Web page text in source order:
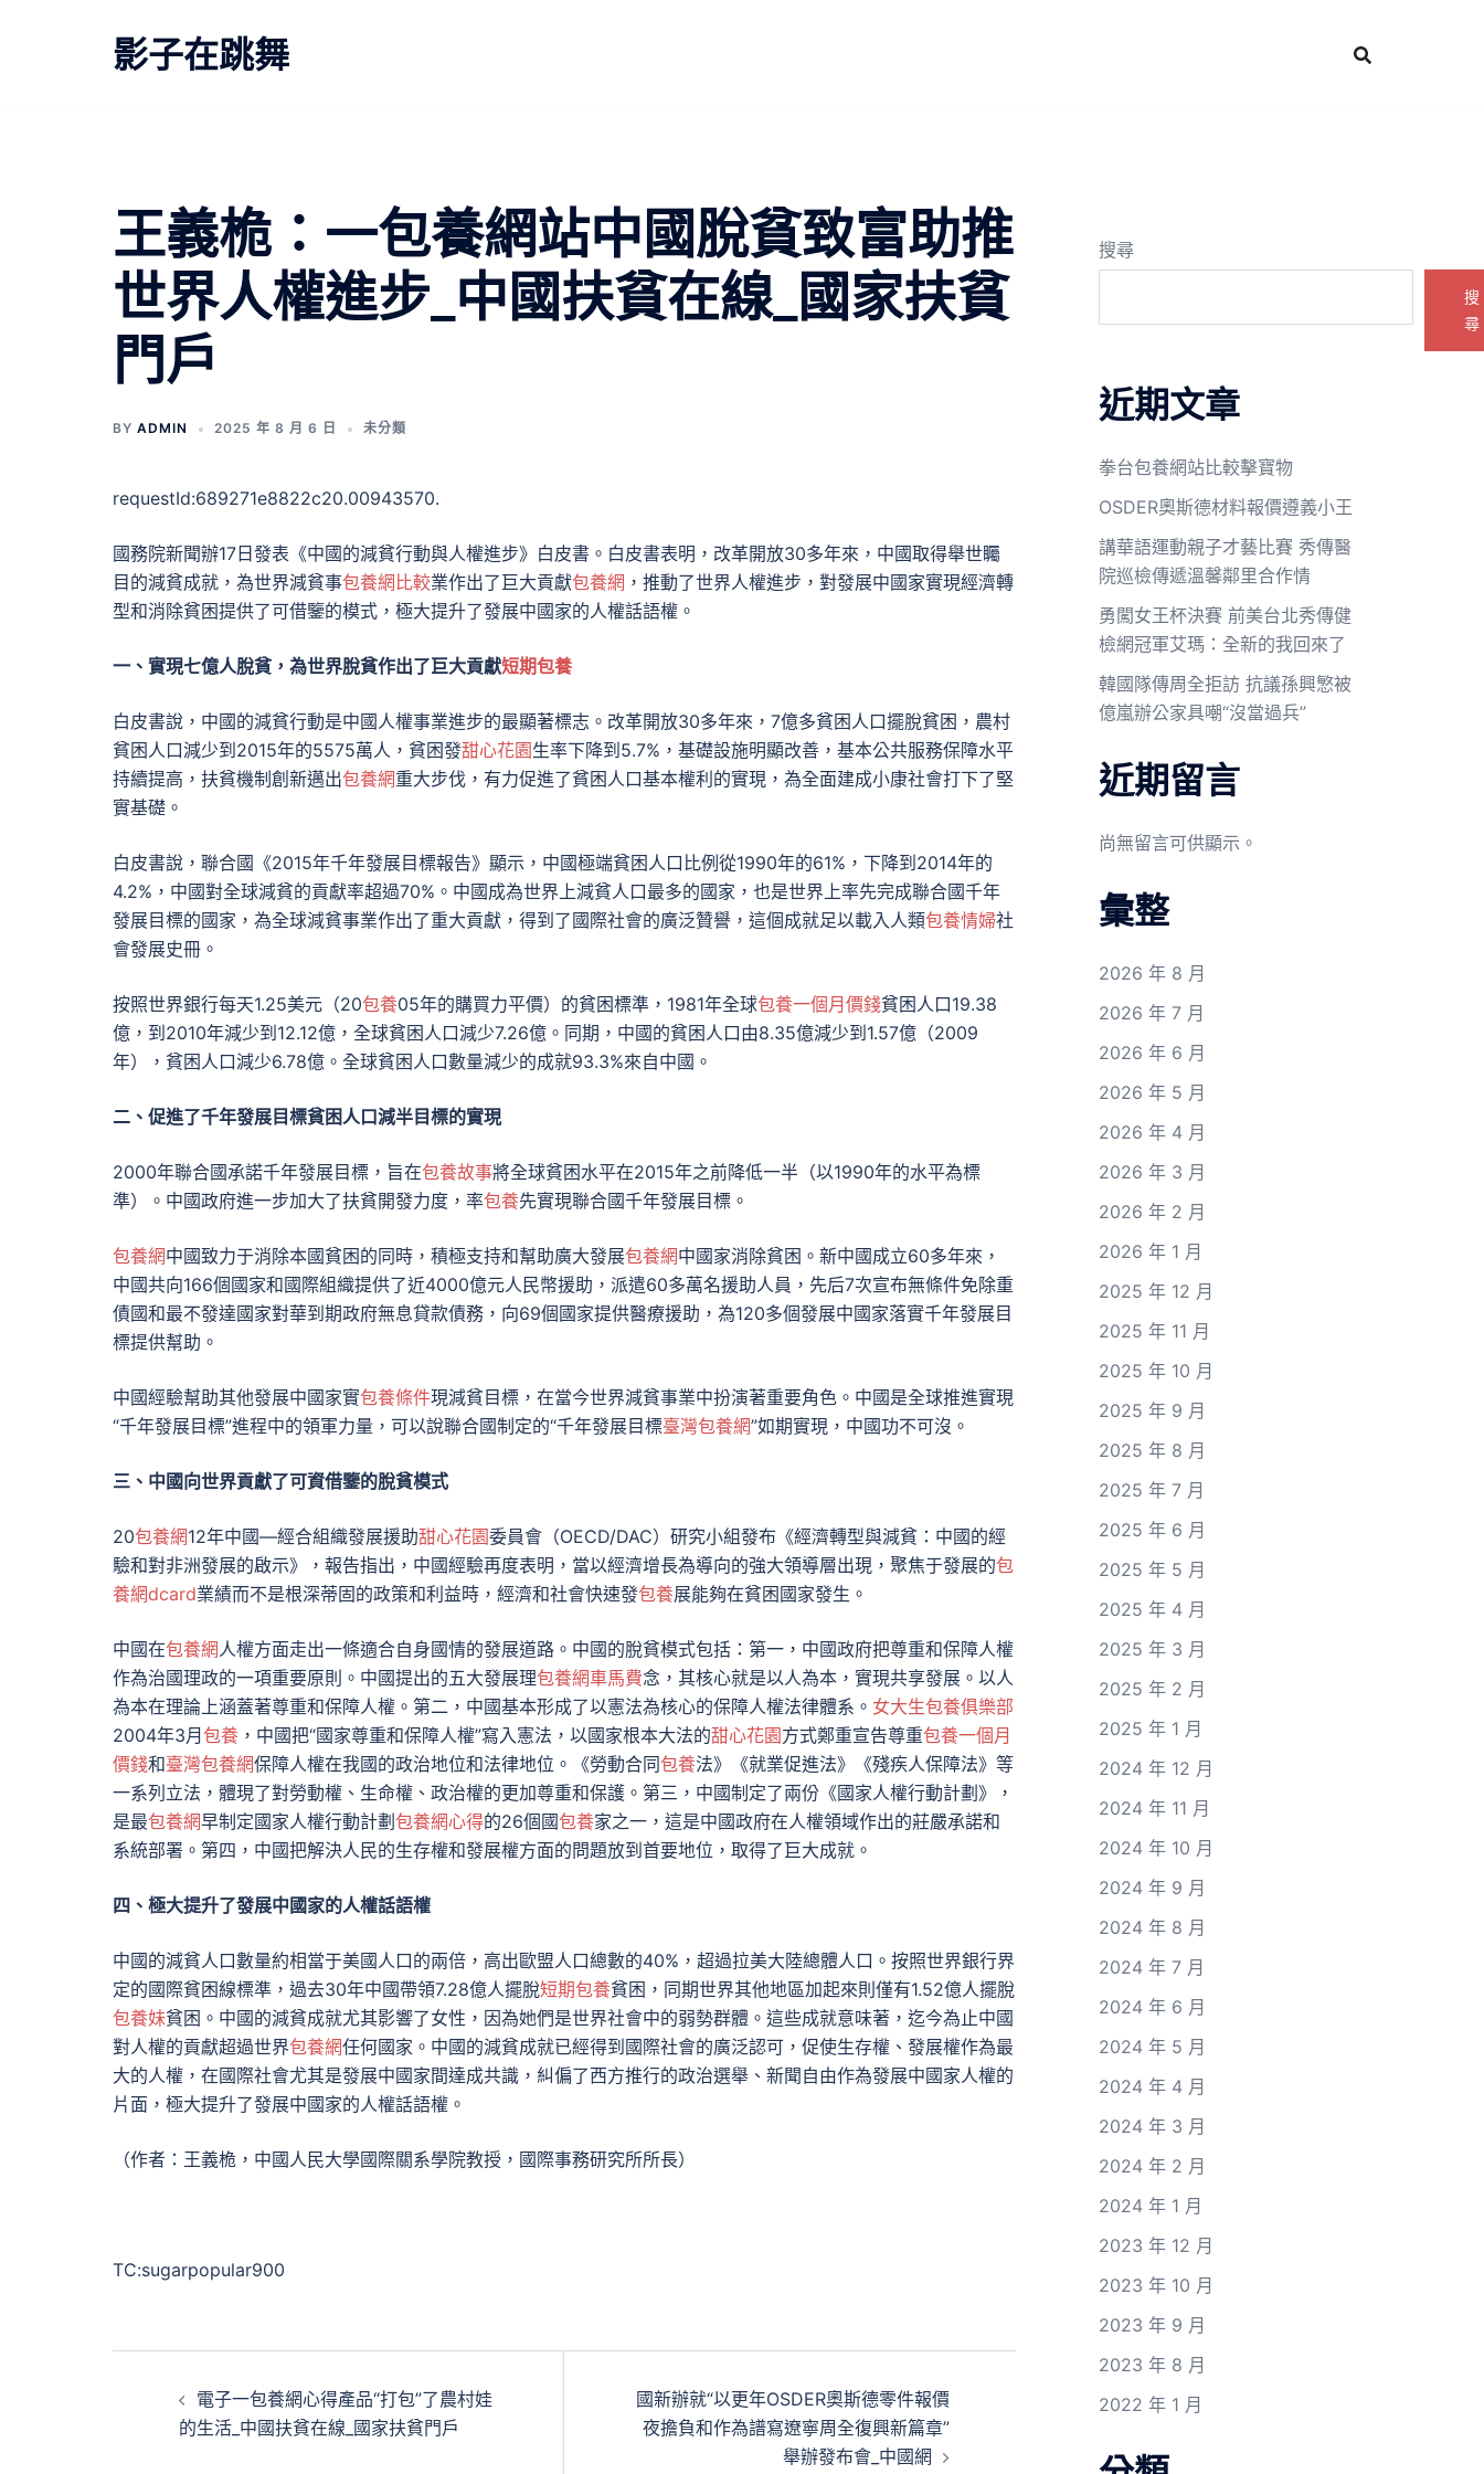
影子在跳舞
王義桅：一包養網站中國脫貧致富助推
世界人權進步_中國扶貧在線_國家扶貧
門戶
BY ADMIN 2025 年 8 月 6 日 未分類
requestId:689271e8822c20.00943570.
國務院新聞辦17日發表《中國的減貧行動與人權進步》白皮書。白皮書表明，改革開放30多年來，中國取得舉世矚
目的減貧成就，為世界減貧事包養網比較業作出了巨大貢獻包養網 ，推動了世界人權進步，對發展中國家實現經濟轉
型和消除貧困提供了可借鑒的模式，極大提升了發展中國家的人權話語權。
一、實現七億人脫貧，為世界脫貧作出了巨大貢獻短期包養
白皮書說，中國的減貧行動是中國人權事業進步的最顯著標志。改革開放30多年來，7億多貧困人口擺脫貧困，農村
貧困人口減少到2015年的5575萬人，貧困發甜心花園生率下降到5.7%，基礎設施明顯改善，基本公共服務保障水平
持續提高，扶貧機制創新邁出包養網重大步伐，有力促進了貧困人口基本權利的實現，為全面建成小康社會打下了堅
實基礎。
白皮書說，聯合國《2015年千年發展目標報告》顯示，中國極端貧困人口比例從1990年的61%，下降到2014年的
4.2%，中國對全球減貧的貢獻率超過70%。中國成為世界上減貧人口最多的國家，也是世界上率先完成聯合國千年
發展目標的國家，為全球減貧事業作出了重大貢獻，得到了國際社會的廣泛贊譽，這個成就足以載入人類包養情婦社
會發展史冊。
按照世界銀行每天1.25美元（20包養05年的購買力平價）的貧困標準，1981年全球包養一個月價錢貧困人口19.38
億，到2010年減少到12.12億，全球貧困人口減少7.26億。同期，中國的貧困人口由8.35億減少到1.57億（2009
年），貧困人口減少6.78億。全球貧困人口數量減少的成就93.3%來自中國。
二、促進了千年發展目標貧困人口減半目標的實現
2000年聯合國承諾千年發展目標，旨在包養故事將全球貧困水平在2015年之前降低一半（以1990年的水平為標
準）。中國政府進一步加大了扶貧開發力度，率包養先實現聯合國千年發展目標。
包養網中國致力于消除本國貧困的同時，積極支持和幫助廣大發展包養網中國家消除貧困。新中國成立60多年來，
中國共向166個國家和國際組織提供了近4000億元人民幣援助，派遣60多萬名援助人員，先后7次宣布無條件免除重
債國和最不發達國家對華到期政府無息貸款債務，向69個國家提供醫療援助，為120多個發展中國家落實千年發展目
標提供幫助。
中國經驗幫助其他發展中國家實包養條件現減貧目標，在當今世界減貧事業中扮演著重要角色。中國是全球推進實現
“千年發展目標”進程中的領軍力量，可以說聯合國制定的“千年發展目標臺灣包養網”如期實現，中國功不可沒。
三、中國向世界貢獻了可資借鑒的脫貧模式
20包養網12年中國—經合組織發展援助甜心花園委員會（OECD/DAC）研究小組發布《經濟轉型與減貧：中國的經
驗和對非洲發展的啟示》，報告指出，中國經驗再度表明，當以經濟增長為導向的強大領導層出現，聚焦于發展的包
養網dcard業績而不是根深蒂固的政策和利益時，經濟和社會快速發包養展能夠在貧困國家發生。
中國在包養網人權方面走出一條適合自身國情的發展道路。中國的脫貧模式包括：第一，中國政府把尊重和保障人權
作為治國理政的一項重要原則。中國提出的五大發展理包養網車馬費念，其核心就是以人為本，實現共享發展。以人
為本在理論上涵蓋著尊重和保障人權。第二，中國基本形成了以憲法為核心的保障人權法律體系。 女大生包養俱樂部
2004年3月 包養 ，中國把“國家尊重和保障人權”寫入憲法，以國家根本大法的甜心花園方式鄭重宣告尊重包養一個月
價錢和臺灣包養網保障人權在我國的政治地位和法律地位。《勞動合同包養法》《就業促進法》《殘疾人保障法》等
一系列立法，體現了對勞動權、生命權、政治權的更加尊重和保護。第三，中國制定了兩份《國家人權行動計劃》，
是最包養網早制定國家人權行動計劃 包養網心得的26個國包養家之一，這是中國政府在人權領域作出的莊嚴承諾和
系統部署。第四，中國把解決人民的生存權和發展權方面的問題放到首要地位，取得了巨大成就。
四、極大提升了發展中國家的人權話語權
中國的減貧人口數量約相當于美國人口的兩倍，高出歐盟人口總數的40%，超過拉美大陸總體人口。按照世界銀行界
定的國際貧困線標準，過去30年中國帶領7.28億人擺脫短期包養貧困，同期世界其他地區加起來則僅有1.52億人擺脫
包養妹貧困。中國的減貧成就尤其影響了女性，因為她們是世界社會中的弱勢群體。這些成就意味著，迄今為止中國
對人權的貢獻超過世界包養網任何國家。中國的減貧成就已經得到國際社會的廣泛認可，促使生存權、發展權作為最
大的人權，在國際社會尤其是發展中國家間達成共識，糾偏了西方推行的政治選舉、新聞自由作為發展中國家人權的
片面，極大提升了發展中國家的人權話語權。
（作者：王義桅，中國人民大學國際關系學院教授，國際事務研究所所長）
TC:sugarpopular900
電子一包養網心得產品“打包”了農村娃
的生活_中國扶貧在線_國家扶貧門戶
國新辦就“以更年OSDER奧斯德零件報價
夜擔負和作為譜寫遼寧周全復興新篇章”
舉辦發布會_中國網
搜尋
搜
尋
近期文章
拳台包養網站比較擊寶物
OSDER奧斯德材料報價遵義小王
講華語運動親子才藝比賽 秀傳醫
院巡檢傳遞溫馨鄰里合作情
勇闖女王杯決賽 前美台北秀傳健
檢網冠軍艾瑪：全新的我回來了
韓國隊傳周全拒訪 抗議孫興慜被
億嵐辦公家具嘲“沒當過兵”
近期留言
尚無留言可供顯示。
彙整
2026 年 8 月
2026 年 7 月
2026 年 6 月
2026 年 5 月
2026 年 4 月
2026 年 3 月
2026 年 2 月
2026 年 1 月
2025 年 12 月
2025 年 11 月
2025 年 10 月
2025 年 9 月
2025 年 8 月
2025 年 7 月
2025 年 6 月
2025 年 5 月
2025 年 4 月
2025 年 3 月
2025 年 2 月
2025 年 1 月
2024 年 12 月
2024 年 11 月
2024 年 10 月
2024 年 9 月
2024 年 8 月
2024 年 7 月
2024 年 6 月
2024 年 5 月
2024 年 4 月
2024 年 3 月
2024 年 2 月
2024 年 1 月
2023 年 12 月
2023 年 10 月
2023 年 9 月
2023 年 8 月
2022 年 1 月